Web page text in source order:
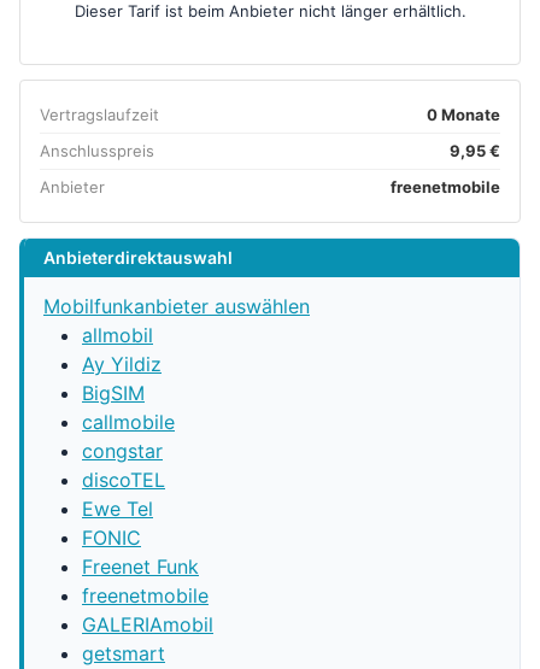
Dieser Tarif ist beim Anbieter nicht länger erhältlich.
Vertragslaufzeit
0 Monate
Anschlusspreis
9,95 €
Anbieter
freenetmobile
Anbieterdirektauswahl
Mobilfunkanbieter auswählen
allmobil
Ay Yildiz
BigSIM
callmobile
congstar
discoTEL
Ewe Tel
FONIC
Freenet Funk
freenetmobile
GALERIAmobil
getsmart